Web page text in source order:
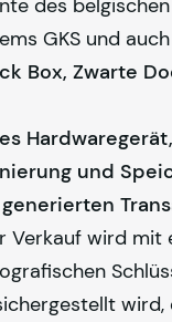
GKS und
Box, Zwarte
Hardwaregerät,
und
Verkauf wird mit
wird,